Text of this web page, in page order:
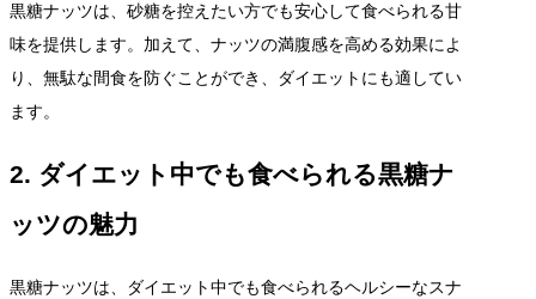
黒糖ナッツは、砂糖を控えたい方でも安心して食べられる甘
味を提供します。加えて、ナッツの満腹感を高める効果によ
り、無駄な間食を防ぐことができ、ダイエットにも適してい
ます。
2. ダイエット中でも食べられる黒糖ナ
ッツの魅力
黒糖ナッツは、ダイエット中でも食べられるヘルシーなスナ